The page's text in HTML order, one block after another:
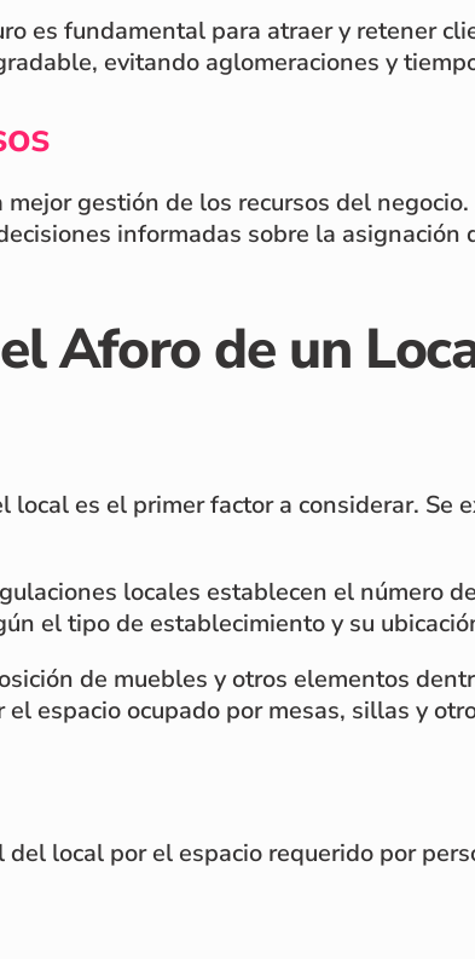
es fundamental para atraer y retener
evitando aglomeraciones y
gestión de los recursos del
informadas sobre la
Aforo de un
local es el primer factor a considerar. Se
locales establecen el número
el tipo de establecimiento y su
de muebles y otros elementos
espacio ocupado por mesas, sillas y
local por el espacio requerido por